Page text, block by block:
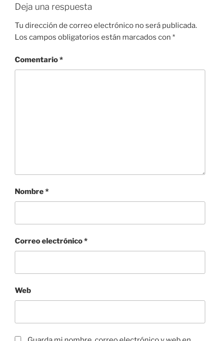
Deja una respuesta
Tu dirección de correo electrónico no será publicada.
Los campos obligatorios están marcados con *
Comentario*
Nombre*
Correo electrónico*
Web